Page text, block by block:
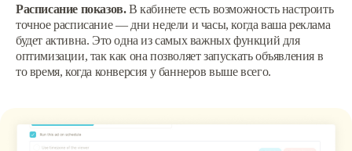
Расписание показов.В кабинете есть возможность настроить
точное расписание — дни недели и часы, когда ваша реклама
будет активна. Это одна из самых важных функций для
оптимизации, так как она позволяет запускать объявления в
то время, когда конверсия у баннеров выше всего.